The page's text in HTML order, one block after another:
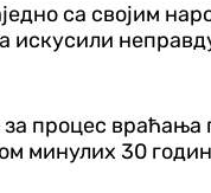
са својим
искусили
процес
минулих 30